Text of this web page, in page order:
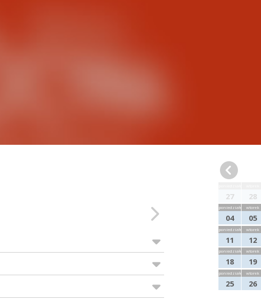
27 28
poniedziałek
04
wtorek
05
poniedziałek
11
wtorek
12
poniedziałek
18
wtorek
19
poniedziałek
25
wtorek
26